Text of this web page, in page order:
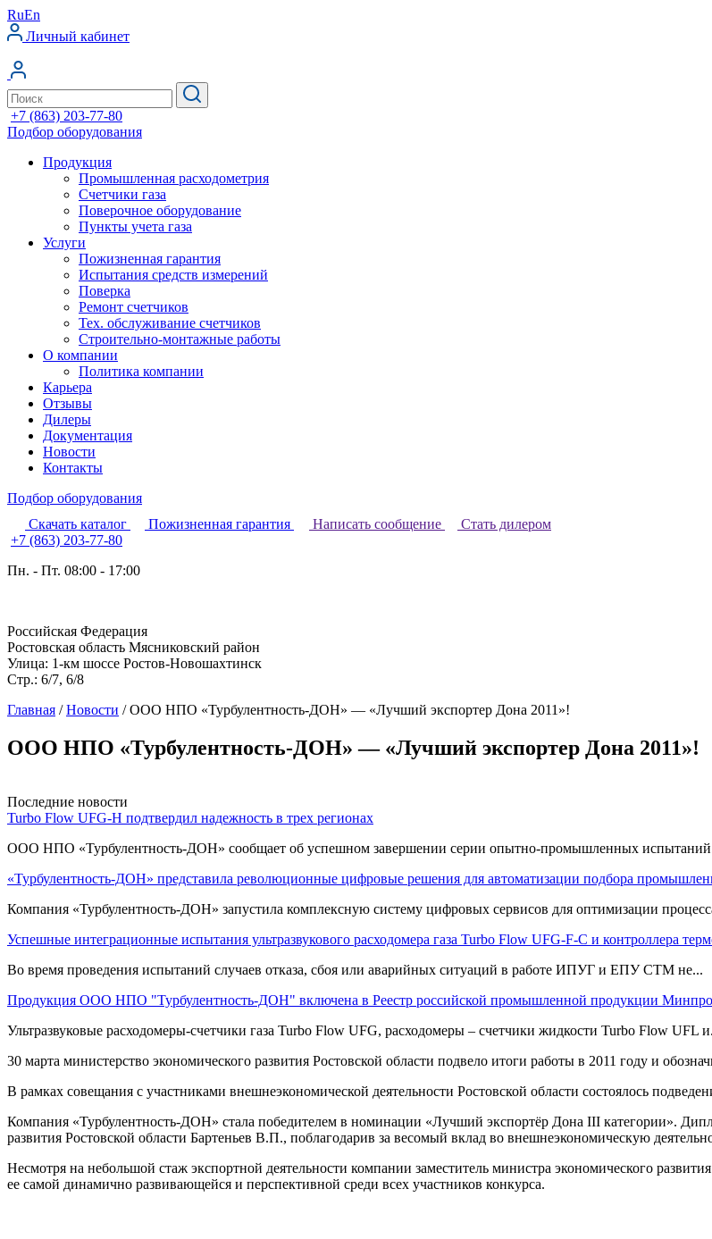
RuEn
Личный кабинет
+7 (863) 203-77-80
Подбор оборудования
Продукция
Промышленная расходометрия
Счетчики газа
Поверочное оборудование
Пункты учета газа
Услуги
Пожизненная гарантия
Испытания средств измерений
Поверка
Ремонт счетчиков
Тех. обслуживание счетчиков
Строительно-монтажные работы
О компании
Политика компании
Карьера
Отзывы
Дилеры
Документация
Новости
Контакты
Подбор оборудования
Скачать каталог
Пожизненная гарантия Написать сообщение
Стать дилером
+7 (863) 203-77-80
Пн. - Пт. 08:00 - 17:00
Российская Федерация
Ростовская область Мясниковский район
Улица: 1-км шоссе Ростов-Новошахтинск
Стр.: 6/7, 6/8
Главная /Новости /ООО НПО «Турбулентность-ДОН» — «Лучший экспортер Дона 2011»!
ООО НПО «Турбулентность-ДОН» — «Лучший экспортер Дона 2011»!
Последние новости
Turbo Flow UFG-H подтвердил надежность в трех регионах
ООО НПО «Турбулентность-ДОН» сообщает об успешном завершении серии опытно-промышленных
«Турбулентность-ДОН» представила революционные цифровые решения для автоматизации подбора
Компания «Турбулентность-ДОН» запустила комплексную систему цифровых сервисов для оптимизации
Успешные интеграционные испытания ультразвукового расходомера газа Turbo Flow UFG-F-С и контроллера
Во время проведения испытаний случаев отказа, сбоя или аварийных ситуаций в работе ИПУГ и ЕПУ СТМ не...
Продукция ООО НПО "Турбулентность-ДОН" включена в Реестр российской промышленной продукции
Ультразвуковые расходомеры-счетчики газа Turbo Flow UFG, расходомеры – счетчики жидкости Turbo Flow UFL
30 марта министерство экономического развития Ростовской области подвело итоги работы в 2011 году и
В рамках совещания с участниками внешнеэкономической деятельности Ростовской области состоялось
Компания «Турбулентность-ДОН» стала победителем в номинации «Лучший экспортёр Дона III категории».
развития Ростовской области Бартеньев В.П., поблагодарив за весомый вклад во внешнеэкономическую
Несмотря на небольшой стаж экспортной деятельности компании заместитель министра экономического
ее самой динамично развивающейся и перспективной среди всех участников конкурса.